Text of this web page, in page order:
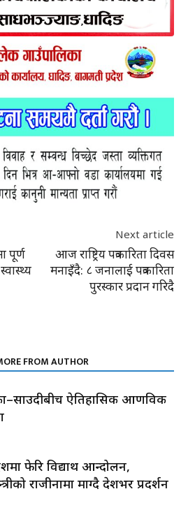
पूर्ण
Next article
आज राष्ट्रिय पत्रकारिता दिवस
मनाइँदै: ८ जनालाई पत्रकारिता
पुरस्कार प्रदान गरिदै
FROM AUTHOR
ऐतिहासिक आणविक
फेरि विद्यार्थी आन्दोलन,
राजीनामा माग्दै देशभर प्रदर्शन